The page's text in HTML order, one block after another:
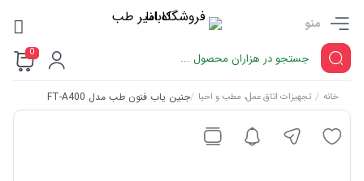
منو
0
خانه / تجهیزات اتاق عمل، مطب و احیا /جنین یاب فنون طب مدل FT-A400